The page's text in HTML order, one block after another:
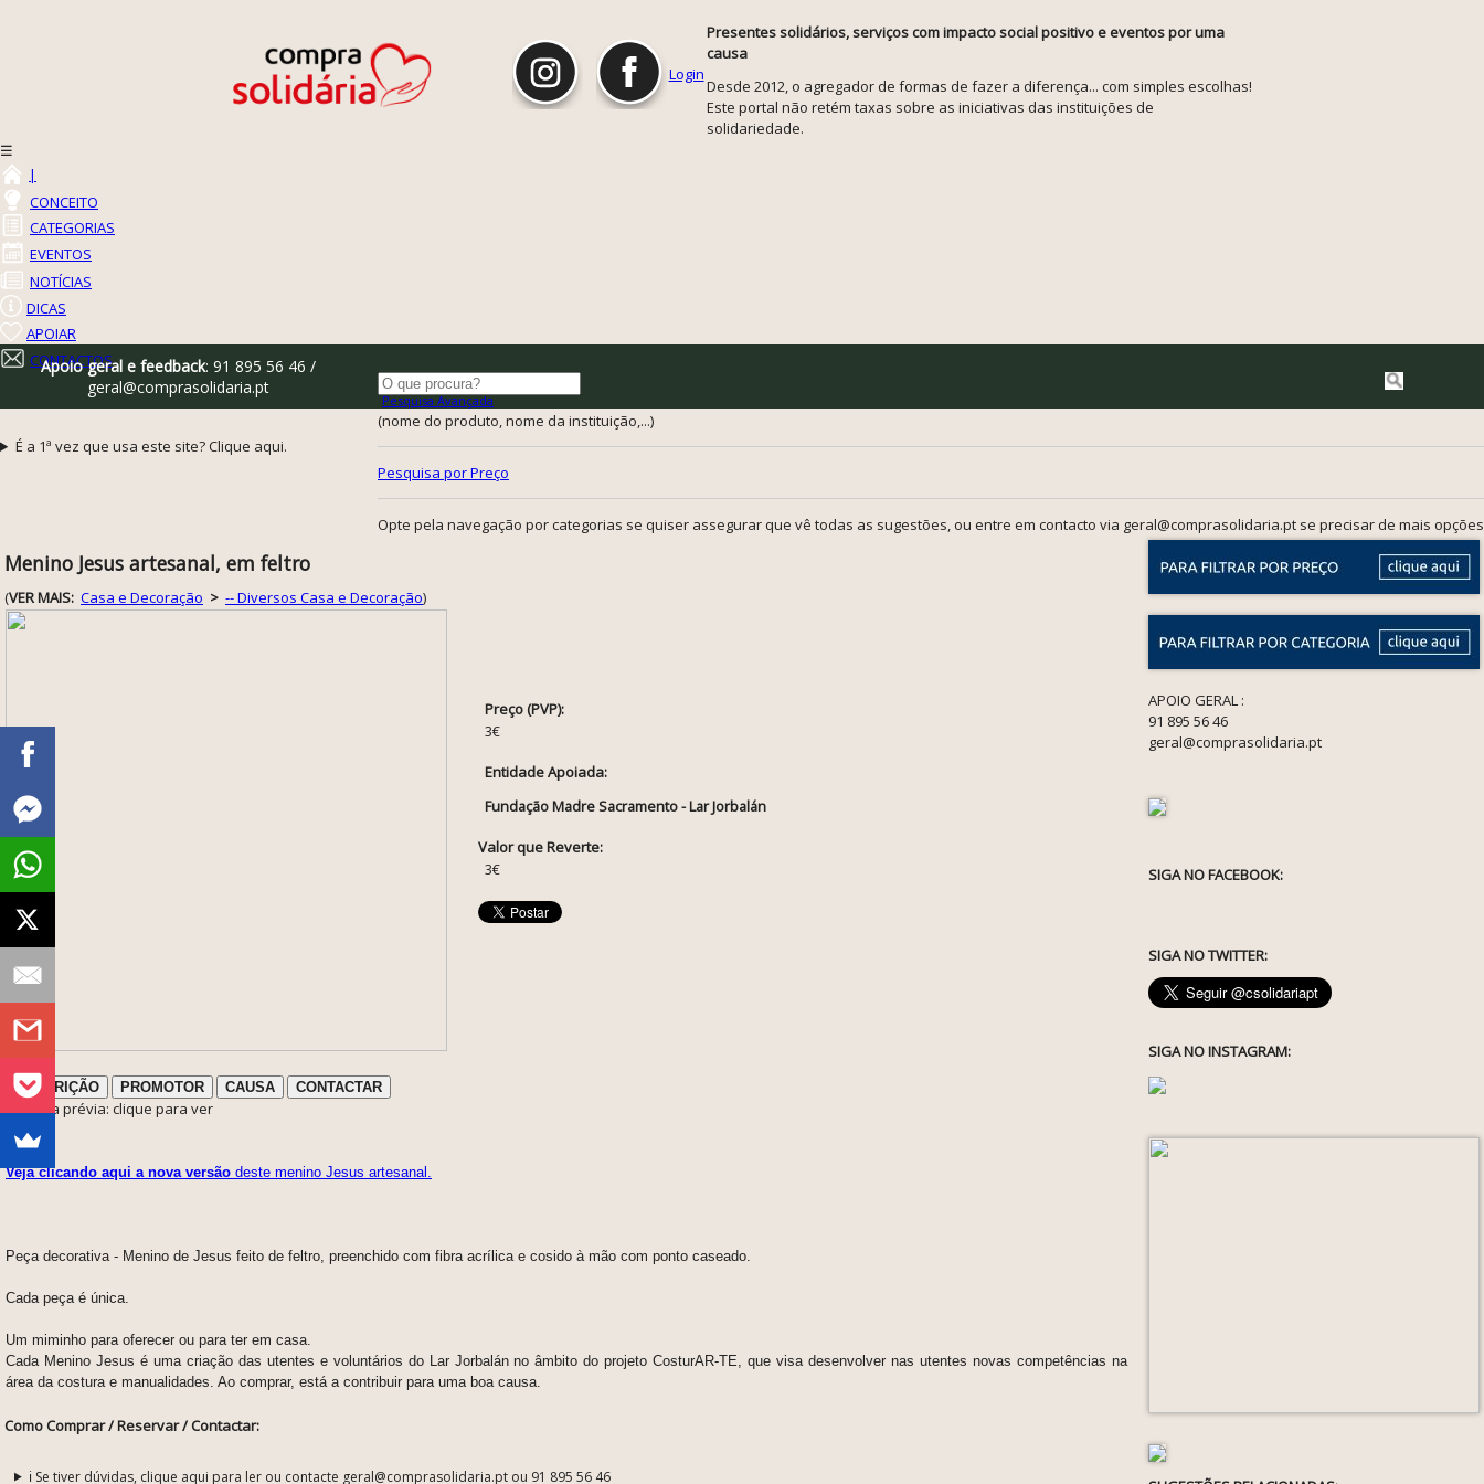
Login
Presentes solidários, serviços com impacto social positivo e eventos por uma
causa
Desde 2012, o agregador de formas de fazer a diferença... com simples escolhas!
Este portal não retém taxas sobre as iniciativas das instituições de
solidariedade.
☰
|
CONCEITO
CATEGORIAS
EVENTOS
NOTÍCIAS
DICAS
APOIAR
CONTACTOS
Pesquisa Avançada
(nome do produto, nome da instituição,...)
Pesquisa por Preço
Opte pela navegação por categorias se quiser assegurar que vê todas as sugestões, ou entre em contacto via geral@comprasolidaria.pt se precisar de mais opções
Apoio geral e feedback: 91 895 56 46 /
geral@comprasolidaria.pt
É a 1ª vez que usa este site? Clique aqui.
Menino Jesus artesanal, em feltro
(VER MAIS: Casa e Decoração > -- Diversos Casa e Decoração)
Preço (PVP):
3€
Entidade Apoiada:
Fundação Madre Sacramento - Lar Jorbalán
Valor que Reverte:
3€
DESCRIÇÃO PROMOTOR CAUSA CONTACTAR
ℹ️ Nota prévia: clique para ver
Veja clicando aqui a nova versão deste menino Jesus artesanal.
Peça decorativa - Menino de Jesus feito de feltro, preenchido com fibra acrílica e cosido à mão com ponto caseado.
Cada peça é única.
Um miminho para oferecer ou para ter em casa.
Cada Menino Jesus é uma criação das utentes e voluntários do Lar Jorbalán no âmbito do projeto CosturAR-TE, que visa desenvolver nas utentes novas competências na
área da costura e manualidades. Ao comprar, está a contribuir para uma boa causa.
Como Comprar / Reservar / Contactar:
ℹ️ Se tiver dúvidas, clique aqui para ler ou contacte geral@comprasolidaria.pt ou 91 895 56 46
APOIO GERAL :
91 895 56 46
geral@comprasolidaria.pt
SIGA NO FACEBOOK:
SIGA NO TWITTER:
SIGA NO INSTAGRAM: